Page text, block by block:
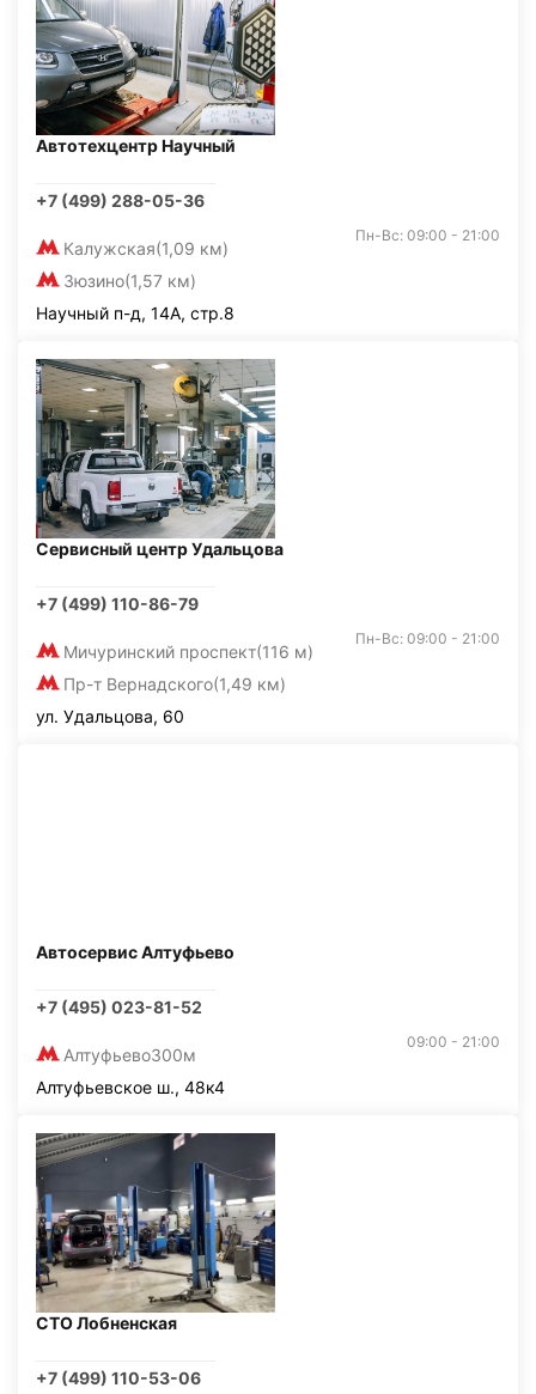
Автотехцентр Научный
+7 (499) 288-05-36
Калужская(1,09 км)
Зюзино(1,57 км)
Пн-Вс: 09:00 - 21:00
Научный п-д, 14А, стр.8
Сервисный центр Удальцова
+7 (499) 110-86-79
Мичуринский проспект(116 м)
Пр-т Вернадского(1,49 км)
Пн-Вс: 09:00 - 21:00
ул. Удальцова, 60
Автосервис Алтуфьево
+7 (495) 023-81-52
Алтуфьево300м
09:00 - 21:00
Алтуфьевское ш., 48к4
СТО Лобненская
+7 (499) 110-53-06